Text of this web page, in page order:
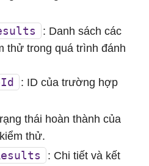
: Danh sách các
thử trong quá trình đánh
: ID của trường hợp
thái hoàn thành của
thử.
: Chi tiết và kết